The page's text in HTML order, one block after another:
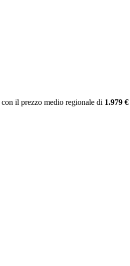
con il prezzo medio regionale di 1.979 €